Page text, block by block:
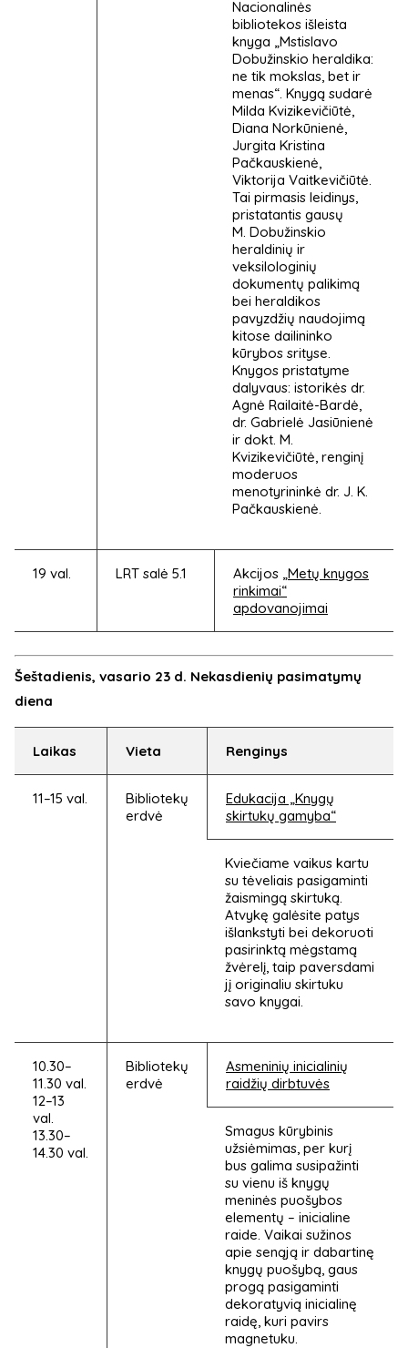
Nacionalinės
bibliotekos išleista
knyga „Mstislavo
Dobužinskio heraldika:
ne tik mokslas, bet ir
menas“. Knygą sudarė
Milda Kvizikevičiūtė,
Diana Norkūnienė,
Jurgita Kristina
Pačkauskienė,
Viktorija Vaitkevičiūtė.
Tai pirmasis leidinys,
pristatantis gausų
M. Dobužinskio
heraldinių ir
veksilologinių
dokumentų palikimą
bei heraldikos
pavyzdžių naudojimą
kitose dailininko
kūrybos srityse.
Knygos pristatyme
dalyvaus: istorikės dr.
Agnė Railaitė-Bardė,
dr. Gabrielė Jasiūnienė
ir dokt. M.
Kvizikevičiūtė, renginį
moderuos
menotyrininkė dr. J. K.
Pačkauskienė.
19 val. LRT salė 5.1 Akcijos „Metų knygos
rinkimai“
apdovanojimai
Šeštadienis, vasario 23 d. Nekasdienių pasimatymų
diena
Laikas Vieta Renginys
11–15 val.
Bibliotekų
erdvė
Edukacija „Knygų
skirtukų gamyba“
Kviečiame vaikus kartu
su tėveliais pasigaminti
žaismingą skirtuką.
Atvykę galėsite patys
išlankstyti bei dekoruoti
pasirinktą mėgstamą
žvėrelį, taip paversdami
jį originaliu skirtuku
savo knygai.
10.30–
11.30 val.
12–13
val.
13.30–
14.30 val.
Bibliotekų
erdvė
Asmeninių inicialinių
raidžių dirbtuvės
Smagus kūrybinis
užsiėmimas, per kurį
bus galima susipažinti
su vienu iš knygų
meninės puošybos
elementų – inicialine
raide. Vaikai sužinos
apie senąją ir dabartinę
knygų puošybą, gaus
progą pasigaminti
dekoratyvią inicialinę
raidę, kuri pavirs
magnetuku.